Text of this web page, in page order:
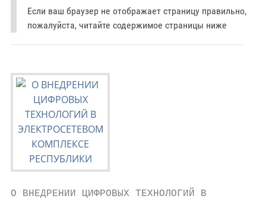
Если ваш браузер не отображает страницу правильно,
пожалуйста, читайте содержимое страницы ниже
О ВНЕДРЕНИИ ЦИФРОВЫХ ТЕХНОЛОГИЙ В